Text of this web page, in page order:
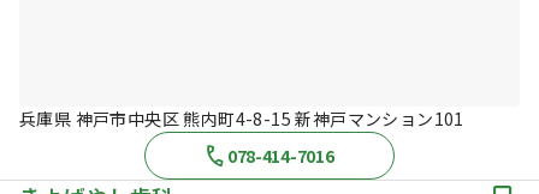
兵庫県 神戸市中央区 熊内町4-8-15 新神戸マンション101
078-414-7016